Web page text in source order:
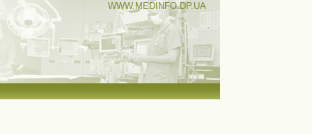
WWW.MEDINFO.DP.UA